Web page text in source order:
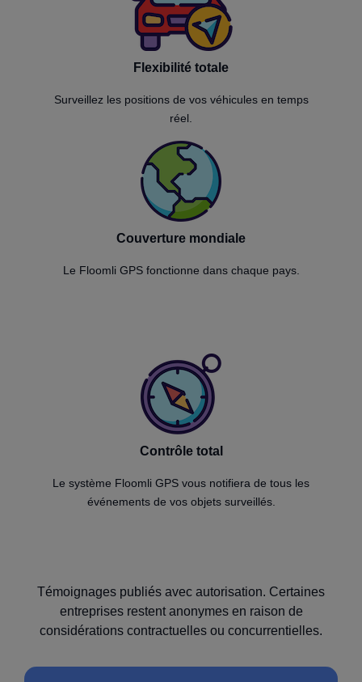
Flexibilité totale
Surveillez les positions de vos véhicules en temps
réel.
Couverture mondiale
Le Floomli GPS fonctionne dans chaque pays.
Contrôle total
Le système Floomli GPS vous notifiera de tous les
événements de vos objets surveillés.
Témoignages publiés avec autorisation. Certaines
entreprises restent anonymes en raison de
considérations contractuelles ou concurrentielles.